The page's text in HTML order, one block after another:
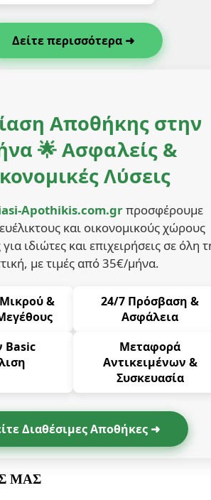
Δείτε περισσότερα ➜
Αποθήκης στην
🌟 Ασφαλείς &
Λύσεις
Apothikis.com.grπροσφέρουμε
και οικονομικούς χώρους
ιδιώτες και επιχειρήσεις σε όλη
με τιμές από 35€/μήνα.
&
24/7 Πρόσβαση &
Ασφάλεια
Basic
Μεταφορά
Αντικειμένων &
Συσκευασία
Διαθέσιμες Αποθήκες ➜
ΜΑΣ